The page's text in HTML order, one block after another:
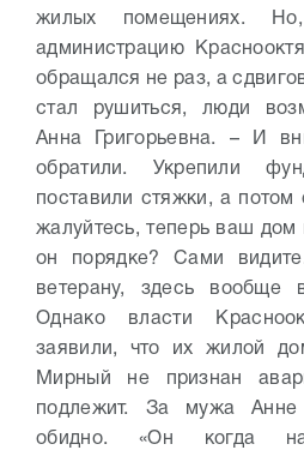
жилых помещениях.
администрацию
обращался не раз, а
стал рушиться, люди
Анна Григорьевна. – И
обратили. Укрепили
поставили стяжки, а
жалуйтесь, теперь ваш дом
он порядке? Сами
ветерану, здесь вообще
Однако власти
заявили, что их жилой
Мирный не признан
подлежит. За мужа Анне
обидно. «Он когда